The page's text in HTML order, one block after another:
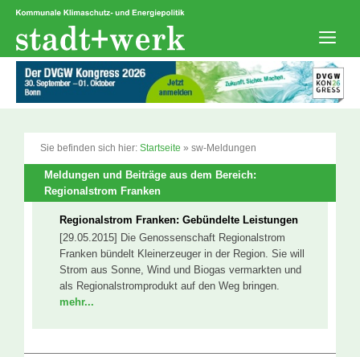
Zum
springen
Sie befinden sich hier: Startseite » sw-Meldungen
Meldungen und Beiträge aus dem Bereich:
Regionalstrom Franken
Regionalstrom Franken: Gebündelte Leistungen
[29.05.2015] Die Genossenschaft Regionalstrom
Franken bündelt Kleinerzeuger in der Region. Sie will
Strom aus Sonne, Wind und Biogas vermarkten und
als Regionalstromprodukt auf den Weg bringen.
mehr...